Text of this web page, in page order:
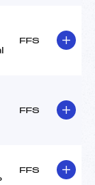
FFS
FFS
FFS